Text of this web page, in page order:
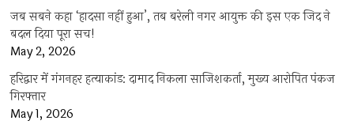
जब सबने कहा ‘हादसा नहीं हुआ’, तब बरेली नगर आयुक्त की इस एक जिद ने
बदल दिया पूरा सच!
May 2, 2026
हरिद्वार में गंगनहर हत्याकांड: दामाद निकला साजिशकर्ता, मुख्य आरोपित पंकज
गिरफ्तार
May 1, 2026